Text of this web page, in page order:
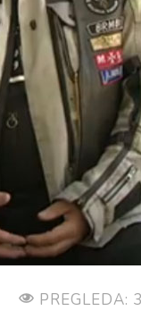
PREGLEDA: